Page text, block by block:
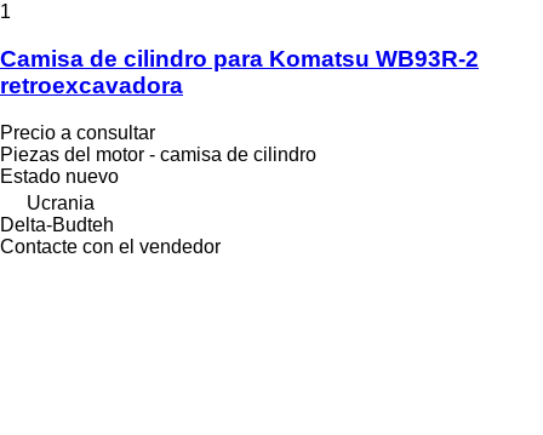
1
Camisa de cilindro para Komatsu WB93R-2
retroexcavadora
Precio a consultar
Piezas del motor - camisa de cilindro
Estado nuevo
Ucrania
Delta-Budteh
Contacte con el vendedor